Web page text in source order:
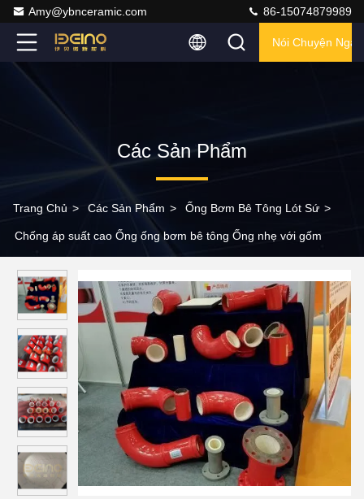
Amy@ybnceramic.com 86-15074879989
Nói Chuyện Ngay.
Các Sản Phẩm
Trang Chủ > Các Sản Phẩm > Ống Bơm Bê Tông Lót Sứ >
Chống áp suất cao Ống ống bơm bê tông Ống nhẹ với gốm